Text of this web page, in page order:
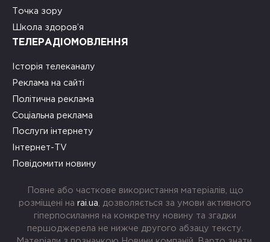
Точка зору
Школа здоров’я
ТЕЛЕРАДІОМОВЛЕННЯ
Історія телеканалу
Реклама на сайті
Політична реклама
Соціальна реклама
Послуги інтернету
Інтернет-TV
Повідомити новину
Повне або часткове використання матеріалів, що
розміщені на rai.ua , дозволяється за умови активного
гіперпосилання на конкретну новину та згадки
першоджерела не нижче другого абзацу тексту.